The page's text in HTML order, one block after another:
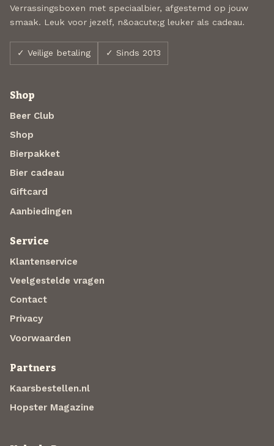
Verrassingsboxen met speciaalbier, afgestemd op jouw
smaak. Leuk voor jezelf, n&oacute;g leuker als cadeau.
✓ Veilige betaling ✓ Sinds 2013
Shop
Beer Club
Shop
Bierpakket
Bier cadeau
Giftcard
Aanbiedingen
Service
Klantenservice
Veelgestelde vragen
Contact
Privacy
Voorwaarden
Partners
Kaarsbestellen.nl
Hopster Magazine